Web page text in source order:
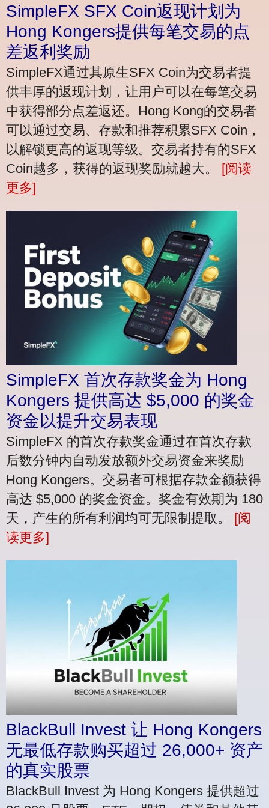
SimpleFX SFX Coin返现计划为
Hong Kongers提供每笔交易的点
差返利奖励
SimpleFX通过其原生SFX Coin为交易者提
供丰厚的返现计划，让用户可以在每笔交易
中获得部分点差返还。Hong Kong的交易者
可以通过交易、存款和推荐积累SFX Coin，
以解锁更高的返现等级。交易者持有的SFX
Coin越多，获得的返现奖励就越大。 [阅读
更多]
SimpleFX 首次存款奖金为 Hong
Kongers 提供高达 $5,000 的奖金
资金以提升交易表现
SimpleFX 的首次存款奖金通过在首次存款
后数分钟内自动发放额外交易资金来奖励
Hong Kongers。交易者可根据存款金额获得
高达 $5,000 的奖金资金。奖金有效期为 180
天，产生的所有利润均可无限制提取。 [阅
读更多]
BlackBull Invest 让 Hong Kongers
无最低存款购买超过 26,000+ 资产
的真实股票
BlackBull Invest 为 Hong Kongers 提供超过